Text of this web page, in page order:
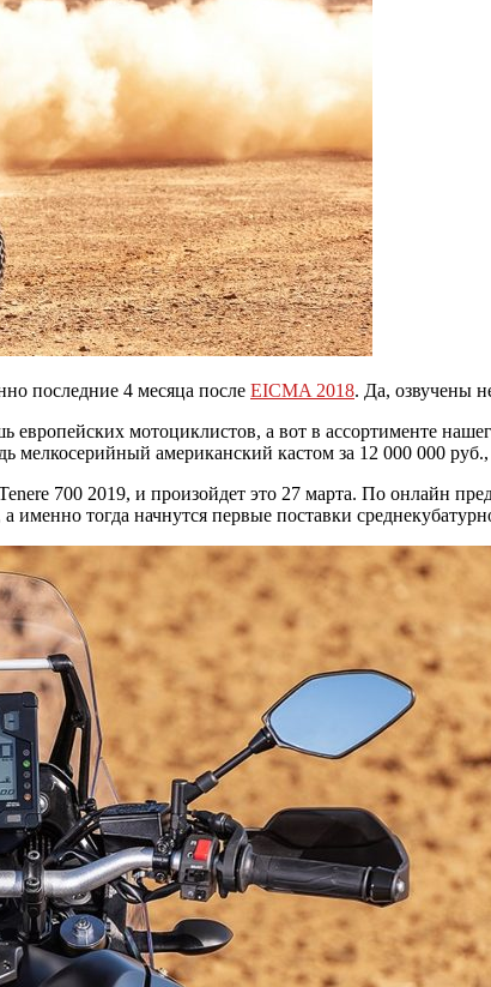
последние 4 месяца после EICMA 2018. Да, озвучены
мотоциклистов, а вот в ассортименте
американский кастом за 12 000 000
700 2019, и произойдет это 27 марта. По онлайн
тогда начнутся первые поставки